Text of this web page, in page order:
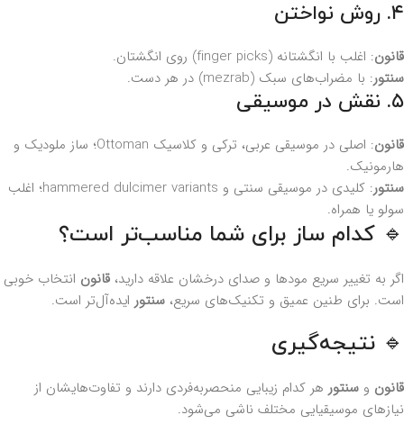
۴. روش نواختن
قانون: اغلب با انگشتانه (finger picks) روی انگشتان.
سنتور: با مضراب‌های سبک (mezrab) در هر دست.
۵. نقش در موسیقی
قانون
: اصلی در موسیقی عربی، ترکی و کلاسیک Ottoman؛ ساز ملودیک و
هارمونیک.
سنتور
: کلیدی در موسیقی سنتی و hammered dulcimer variants؛ اغلب
سولو یا همراه.
🔹 کدام ساز برای شما مناسب‌تر است؟
اگر به تغییر سریع مودها و صدای درخشان علاقه دارید، قانون انتخاب خوبی
است. برای طنین عمیق و تکنیک‌های سریع، سنتور ایده‌آل‌تر است.
🔹 نتیجه‌گیری
قانون و سنتور هر کدام زیبایی منحصربه‌فردی دارند و تفاوت‌هایشان از
نیازهای موسیقیایی مختلف ناشی می‌شود.